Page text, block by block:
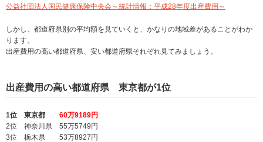
公益社団法人国民健康保険中央会～統計情報：平成28年度出産費用～
しかし、都道府県別の平均額を見ていくと、かなりの地域差があることがわか
ります。
出産費用の高い都道府県、安い都道府県それぞれ見てみましょう。
出産費用の高い都道府県 東京都が1位
1位 東京都 60万9189円
2位 神奈川県 55万5749円
3位 栃木県 53万8927円